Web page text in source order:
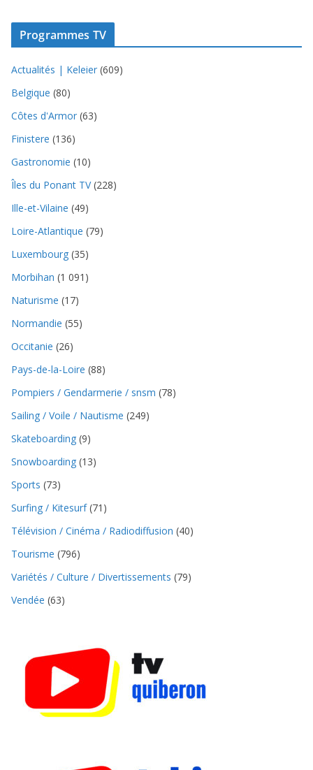
Programmes TV
Actualités | Keleier (609)
Belgique (80)
Côtes d'Armor (63)
Finistere (136)
Gastronomie (10)
Îles du Ponant TV(228)
Ille-et-Vilaine (49)
Loire-Atlantique (79)
Luxembourg (35)
Morbihan (1 091)
Naturisme (17)
Normandie (55)
Occitanie (26)
Pays-de-la-Loire (88)
Pompiers / Gendarmerie / snsm (78)
Sailing / Voile / Nautisme (249)
Skateboarding (9)
Snowboarding (13)
Sports (73)
Surfing / Kitesurf(71)
Télévision / Cinéma / Radiodiffusion (40)
Tourisme (796)
Variétés / Culture / Divertissements (79)
Vendée (63)